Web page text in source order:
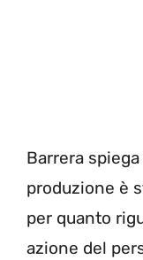
Barrera
produzione è
per quanto
azione del